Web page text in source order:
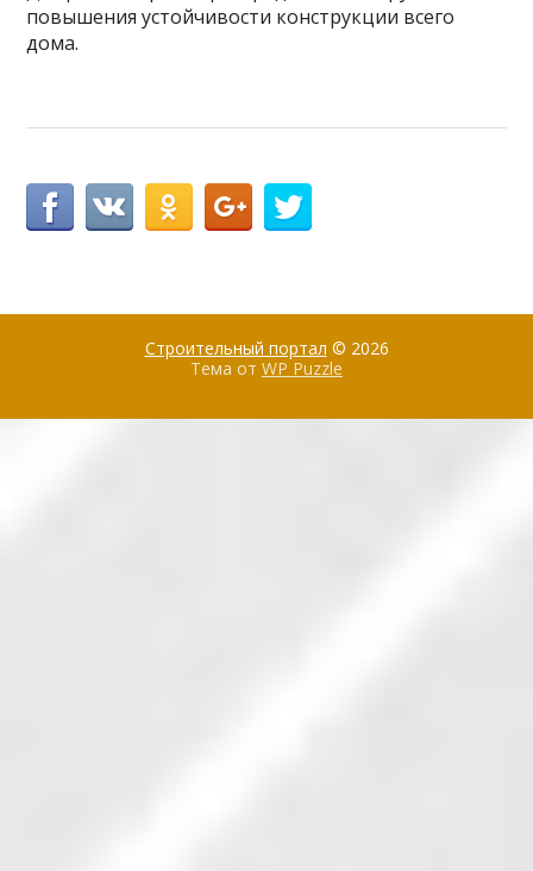
повышения устойчивости конструкции всего
дома.
Строительный портал © 2026
Тема от WP Puzzle